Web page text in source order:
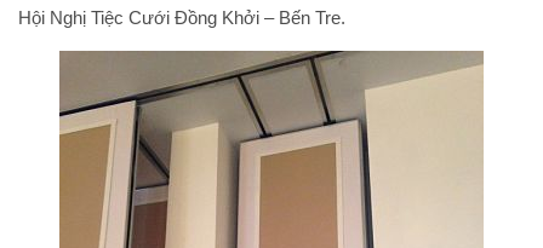
Hội Nghị Tiệc Cưới Đồng Khởi – Bến Tre.